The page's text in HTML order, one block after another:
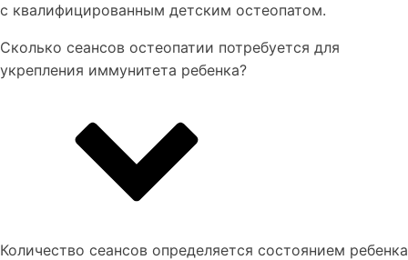
с квалифицированным детским остеопатом.
Сколько сеансов остеопатии потребуется для
укрепления иммунитета ребенка?
Количество сеансов определяется состоянием ребенка